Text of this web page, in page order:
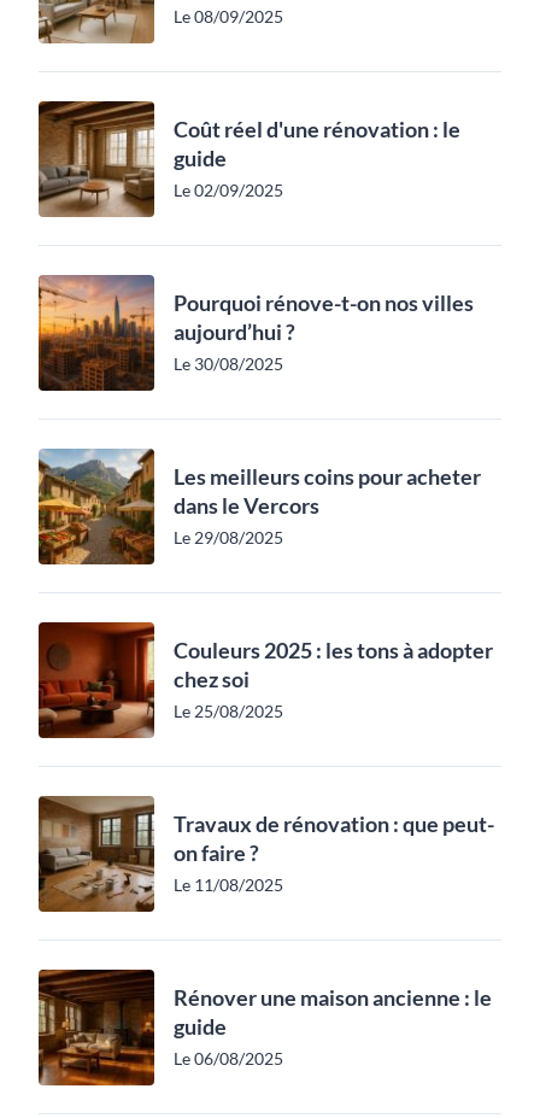
Le 08/09/2025
Coût réel d'une rénovation : le
guide
Le 02/09/2025
Pourquoi rénove-t-on nos villes
aujourd’hui ?
Le 30/08/2025
Les meilleurs coins pour acheter
dans le Vercors
Le 29/08/2025
Couleurs 2025 : les tons à adopter
chez soi
Le 25/08/2025
Travaux de rénovation : que peut-
on faire ?
Le 11/08/2025
Rénover une maison ancienne : le
guide
Le 06/08/2025